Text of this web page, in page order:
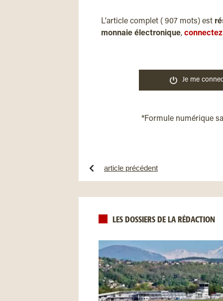
L'article complet ( 907 mots) est
monnaie électronique,
Je me
*Formule numérique
article précédent
LES DOSSIERS DE LA RÉDACTION